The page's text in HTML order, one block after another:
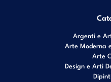
Argenti e
Arte Moderna
Arte
Design e Arti